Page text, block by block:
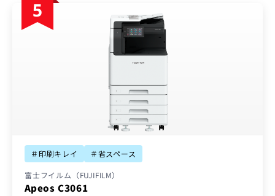
＃印刷キレイ ＃省スペース
富士フイルム（FUJIFILM）
Apeos C3061